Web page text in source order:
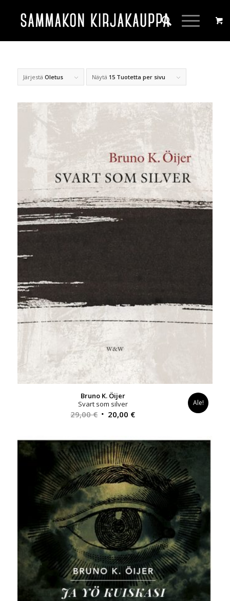
Järjestä Oletus Näytä 15 Tuotetta per sivu
Bruno K. Öijer
Svart som silver
29,00€ Alkuperäinen
oli:
29,00 €.
20,00 €Nykyinen
on:
20,00 €.
Ale!